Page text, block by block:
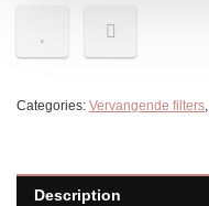
Categories: Vervangende filters,
Description